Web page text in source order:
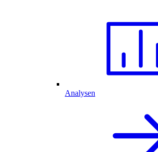
Analysen